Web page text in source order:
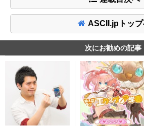
ASCII.jpトッ
次にお勧めの記事